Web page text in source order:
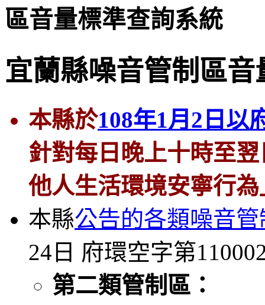
區音量標準查詢系統
宜蘭縣噪音管制區
本縣於108年1月2日以
針對每日晚上十時至
他人生活環境安寧行為
本縣公告的各類噪音管
24日 府環空字第
第二類管制區：